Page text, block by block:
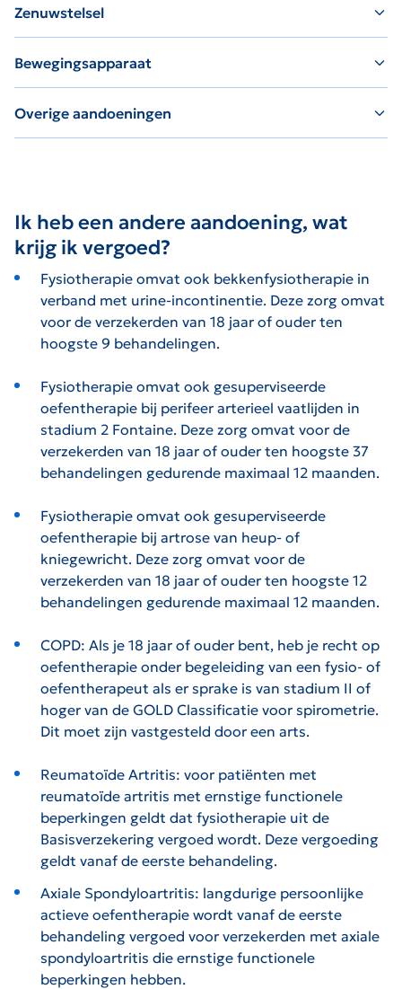
Zenuwstelsel
Bewegingsapparaat
Overige aandoeningen
Ik heb een andere aandoening, wat
krijg ik vergoed?
Fysiotherapie omvat ook bekkenfysiotherapie in
verband met urine-incontinentie. Deze zorg omvat
voor de verzekerden van 18 jaar of ouder ten
hoogste 9 behandelingen.
Fysiotherapie omvat ook gesuperviseerde
oefentherapie bij perifeer arterieel vaatlijden in
stadium 2 Fontaine. Deze zorg omvat voor de
verzekerden van 18 jaar of ouder ten hoogste 37
behandelingen gedurende maximaal 12 maanden.
Fysiotherapie omvat ook gesuperviseerde
oefentherapie bij artrose van heup- of
kniegewricht. Deze zorg omvat voor de
verzekerden van 18 jaar of ouder ten hoogste 12
behandelingen gedurende maximaal 12 maanden.
COPD: Als je 18 jaar of ouder bent, heb je recht op
oefentherapie onder begeleiding van een fysio- of
oefentherapeut als er sprake is van stadium II of
hoger van de GOLD Classificatie voor spirometrie.
Dit moet zijn vastgesteld door een arts.
Reumatoïde Artritis: voor patiënten met
reumatoïde artritis met ernstige functionele
beperkingen geldt dat fysiotherapie uit de
Basisverzekering vergoed wordt. Deze vergoeding
geldt vanaf de eerste behandeling.
Axiale Spondyloartritis: langdurige persoonlijke
actieve oefentherapie wordt vanaf de eerste
behandeling vergoed voor verzekerden met axiale
spondyloartritis die ernstige functionele
beperkingen hebben.